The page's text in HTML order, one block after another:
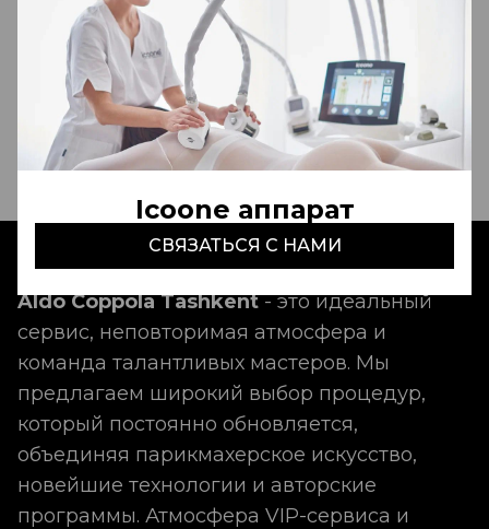
Icoone аппарат
СВЯЗАТЬСЯ С НАМИ
ПРОГРАММА с бинтами
CELLCOSMET (Швейцария)
3 500 000 сум
Записаться
Aldo Coppola Tashkent- это идеальный
сервис, неповторимая атмосфера и
команда талантливых мастеров. Мы
предлагаем широкий выбор процедур,
который постоянно обновляется,
объединяя парикмахерское искусство,
новейшие технологии и авторские
программы. Атмосфера VIP-сервиса и